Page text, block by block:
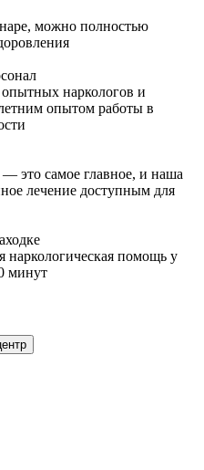
можно полностью
наркологов и
опытом работы в
это самое главное, и наша
лечение доступным для
наркологическая помощь у
минут